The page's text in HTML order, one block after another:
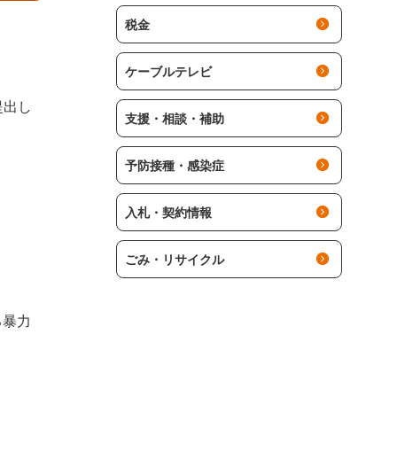
し
力
税金
ケーブルテレビ
支援・相談・補助
予防接種・感染症
入札・契約情報
ごみ・リサイクル